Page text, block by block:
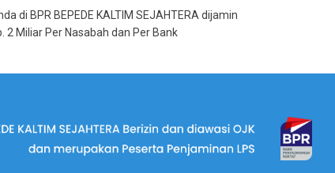
di BPR BEPEDE KALTIM SEJAHTERA dijamin
2 Miliar Per Nasabah dan Per Bank